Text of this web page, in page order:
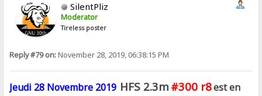
SilentPliz
Moderator
Tireless poster
Reply #79 on:November 28, 2019, 06:38:15 PM
Jeudi 28 Novembre 2019 HFS 2.3m #300 r8est en